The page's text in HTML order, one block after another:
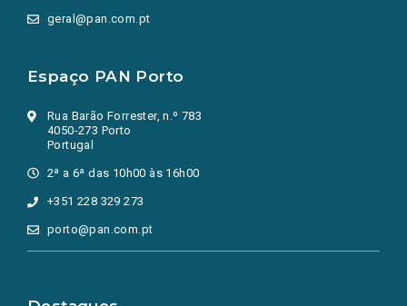
geral@pan.com.pt
Espaço PAN Porto
Rua Barão Forrester, n.º 783
4050-273 Porto
Portugal
2ª a 6ª das 10h00 às 16h00
+351 228 329 273
porto@pan.com.pt